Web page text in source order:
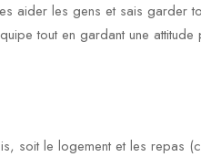
aider les gens et sais garder
tout en gardant une
soit le logement et les repas